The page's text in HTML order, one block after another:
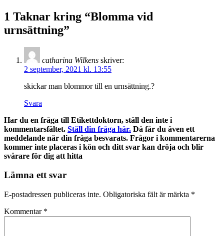
1 Taknar kring “Blomma vid
urnsättning”
catharina Wilkens skriver:
2 september, 2021 kl. 13:55
skickar man blommor till en urnsättning.?
Svara
Har du en fråga till Etikettdoktorn, ställ den inte i
kommentarsfältet. Ställ din fråga här. Då får du även ett
meddelande när din fråga besvarats. Frågor i kommentarerna
kommer inte placeras i kön och ditt svar kan dröja och blir
svårare för dig att hitta
Lämna ett svar
E-postadressen publiceras inte. Obligatoriska fält är märkta *
Kommentar *